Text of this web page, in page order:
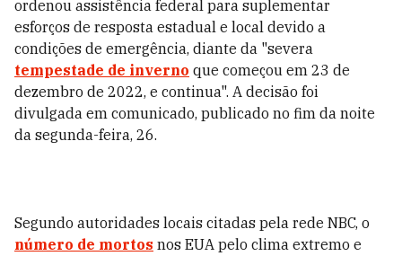
ordenou assistência federal para suplementar
esforços de resposta estadual e local devido a
condições de emergência, diante da "severa
tempestade de inverno que começou em 23 de
dezembro de 2022, e continua". A decisão foi
divulgada em comunicado, publicado no fim da noite
da segunda-feira, 26.
Segundo autoridades locais citadas pela rede NBC, o
número de mortos nos EUA pelo clima extremo e